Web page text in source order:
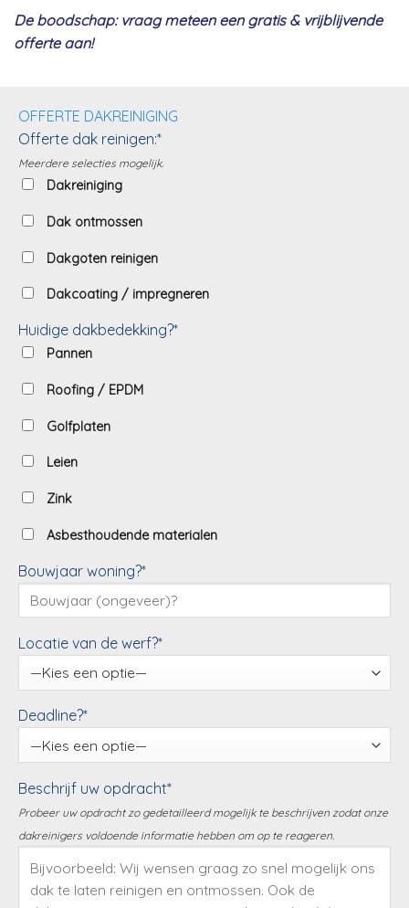
De boodschap: vraag meteen een gratis & vrijblijvende
offerte aan!
OFFERTE DAKREINIGING
Offerte dak reinigen:*
Meerdere selecties mogelijk.
Dakreiniging
Dak ontmossen
Dakgoten reinigen
Dakcoating / impregneren
Huidige dakbedekking?*
Pannen
Roofing / EPDM
Golfplaten
Leien
Zink
Asbesthoudende materialen
Bouwjaar woning?*
Locatie van de werf?*
Deadline?*
Beschrijf uw opdracht*
Probeer uw opdracht zo gedetailleerd mogelijk te beschrijven zodat onze
dakreinigers voldoende informatie hebben om op te reageren.